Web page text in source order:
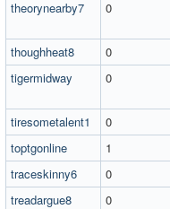
theorynearby7
0
thoughheat8
0
tigermidway
0
tiresometalent1
0
toptgonline
1
traceskinny6
0
treadargue8
0